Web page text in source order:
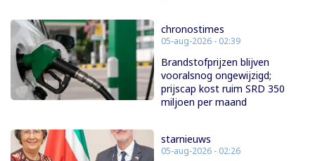
chronostimes
05-aug-2026 - 02:39
Brandstofprijzen blijven
vooralsnog ongewijzigd;
prijscap kost ruim SRD 350
miljoen per maand
starnieuws
05-aug-2026 - 02:26